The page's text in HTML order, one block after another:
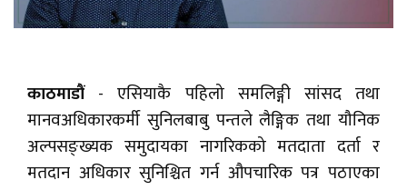
काठमाडौं - एसियाकै पहिलो समलिङ्गी सांसद तथा
मानवअधिकारकर्मी सुनिलबाबु पन्तले लैङ्गिक तथा यौनिक
अल्पसङ्ख्यक समुदायका नागरिकको मतदाता दर्ता र
मतदान अधिकार सुनिश्चित गर्न औपचारिक पत्र पठाएका